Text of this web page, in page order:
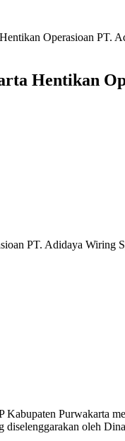
Operasioan PT.
Hentikan
PT. Adidaya Wiring
Purwakarta
diselenggarakan oleh